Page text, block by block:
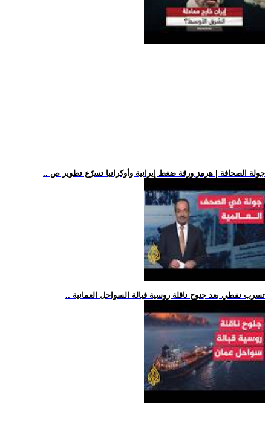
.. جولة الصحافة | هرمز ورقة ضغط إيرانية وأوكرانيا تسرّع تطوير ص
.. تسرب نفطي بعد جنوح ناقلة روسية قبالة السواحل العمانية